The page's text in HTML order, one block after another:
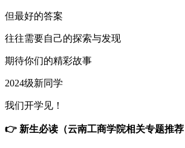
但最好的答案
往往需要自己的探索与发现
期待你们的精彩故事
2024级新同学
我们开学见！
👉 新生必读（云南工商学院相关专题推荐